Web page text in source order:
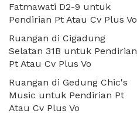
Fatmawati D2-9 untuk
Pendirian Pt Atau Cv Plus Vo
Ruangan di Cigadung
Selatan 31B untuk Pendirian
Pt Atau Cv Plus Vo
Ruangan di Gedung Chic's
Music untuk Pendirian Pt
Atau Cv Plus Vo